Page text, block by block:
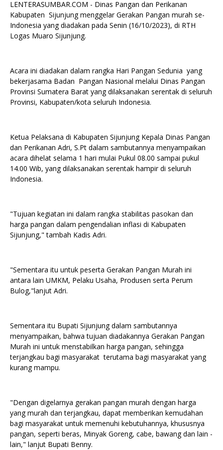
LENTERASUMBAR.COM - Dinas Pangan dan Perikanan
Kabupaten Sijunjung menggelar Gerakan Pangan murah se-
Indonesia yang diadakan pada Senin (16/10/2023), di RTH
Logas Muaro Sijunjung.
Acara ini diadakan dalam rangka Hari Pangan Sedunia yang
bekerjasama Badan Pangan Nasional melalui Dinas Pangan
Provinsi Sumatera Barat yang dilaksanakan serentak di seluruh
Provinsi, Kabupaten/kota seluruh Indonesia.
Ketua Pelaksana di Kabupaten Sijunjung Kepala Dinas Pangan
dan Perikanan Adri, S.Pt dalam sambutannya menyampaikan
acara dihelat selama 1 hari mulai Pukul 08.00 sampai pukul
14.00 Wib, yang dilaksanakan serentak hampir di seluruh
Indonesia.
"Tujuan kegiatan ini dalam rangka stabilitas pasokan dan
harga pangan dalam pengendalian inflasi di Kabupaten
Sijunjung," tambah Kadis Adri.
"Sementara itu untuk peserta Gerakan Pangan Murah ini
antara lain UMKM, Pelaku Usaha, Produsen serta Perum
Bulog,"lanjut Adri.
Sementara itu Bupati Sijunjung dalam sambutannya
menyampaikan, bahwa tujuan diadakannya Gerakan Pangan
Murah ini untuk menstabilkan harga pangan, sehingga
terjangkau bagi masyarakat terutama bagi masyarakat yang
kurang mampu.
"Dengan digelarnya gerakan pangan murah dengan harga
yang murah dan terjangkau, dapat memberikan kemudahan
bagi masyarakat untuk memenuhi kebutuhannya, khususnya
pangan, seperti beras, Minyak Goreng, cabe, bawang dan lain -
lain," lanjut Bupati Benny.